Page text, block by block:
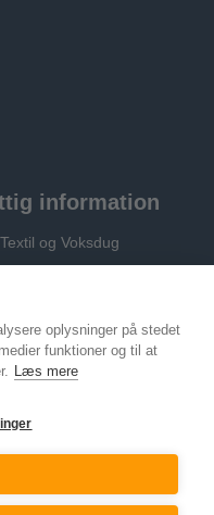
information
og Voksdug
Policy (EU)
os
oplysninger på stedet
funktioner og til at
Læs mere